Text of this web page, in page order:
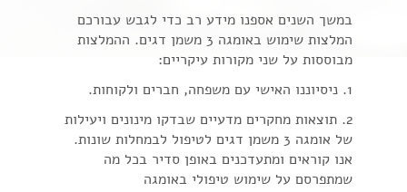
במשך השנים אספנו מידע רב כדי לגבש עבורכם
המלצות שימוש באומגה 3 משמן דגים. ההמלצות
מבוססות על שני מקורות עיקריים:
1. ניסיוננו האישי עם משפחה, חברים ולקוחות.
2. תוצאות מחקרים מדעיים שבדקו מינונים ויעילות
של אומגה 3 משמן דגים לטיפול לבמחלות שונות.
אנו קוראים ומתעדכנים באופן סדיר בכל מה
שמתפרסם על שימוש טיפולי באומגה